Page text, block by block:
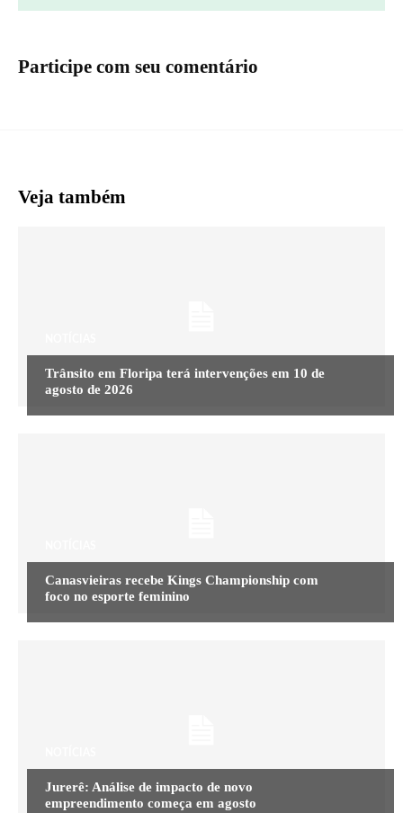
Participe com seu comentário
Veja também
Trânsito em Floripa terá intervenções em 10 de
agosto de 2026
Canasvieiras recebe Kings Championship com
foco no esporte feminino
Jurerê: Análise de impacto de novo
empreendimento começa em agosto